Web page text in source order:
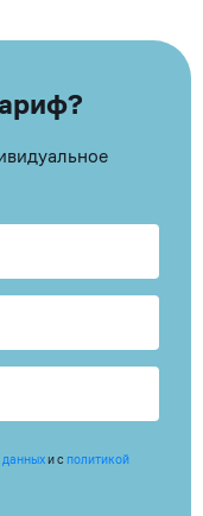
данныхи с политикой